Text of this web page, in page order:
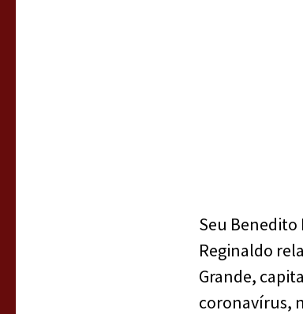
Seu Benedito
Reginaldo
Grande,
coronavírus,